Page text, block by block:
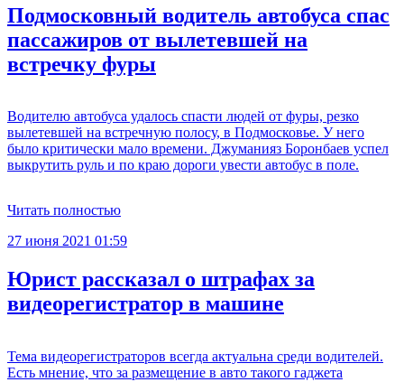
Подмосковный водитель автобуса спас
пассажиров от вылетевшей на
встречку фуры
Водителю автобуса удалось спасти людей от фуры, резко
вылетевшей на встречную полосу, в Подмосковье. У него
было критически мало времени. Джуманияз Боронбаев успел
выкрутить руль и по краю дороги увести автобус в поле.
Читать полностью
27 июня 2021 01:59
Юрист рассказал о штрафах за
видеорегистратор в машине
Тема видеорегистраторов всегда актуальна среди водителей.
Есть мнение, что за размещение в авто такого гаджета